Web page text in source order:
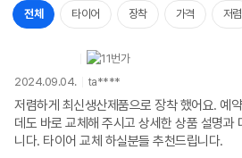
전체 타이어 장착 가격 저렴
2024.09.04. ta****
저렴하게 최신생산제품으로 장착 했어요. 예약시간보다 많이 일찍 도착했는
데도 바로 교체해 주시고 상세한 상품 설명과 더불어 친절한 응대 감사드립
니다. 타이어 교체 하실분들 추천드립니다.